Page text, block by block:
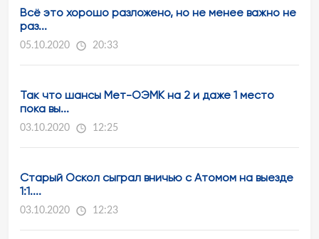
Всё это хорошо разложено, но не менее важно не
раз...
05.10.2020 20:33
Так что шансы Мет-ОЭМК на 2 и даже 1 место
пока вы...
03.10.2020 12:25
Старый Оскол сыграл вничью с Атомом на выезде
1:1....
03.10.2020 12:23